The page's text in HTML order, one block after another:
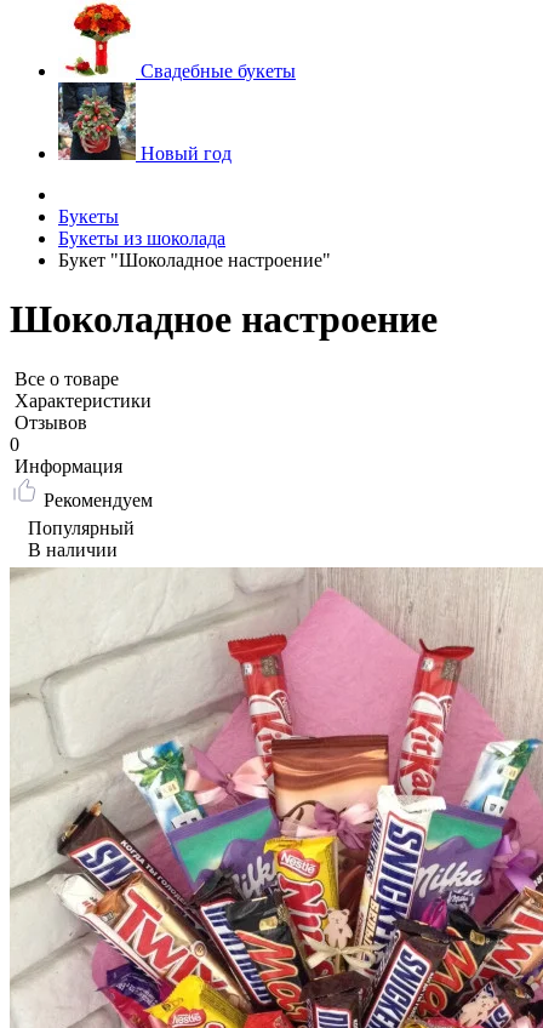
Свадебные букеты
Новый год
Букеты
Букеты из шоколада
Букет "Шоколадное настроение"
Шоколадное настроение
Все о товаре
Характеристики
Отзывов
0
Информация
Рекомендуем
Популярный
В наличии